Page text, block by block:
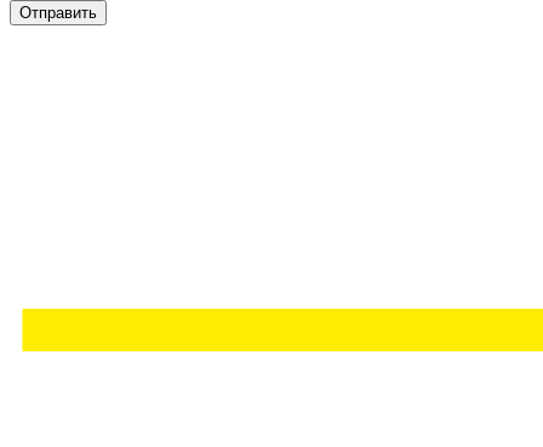
Отправить